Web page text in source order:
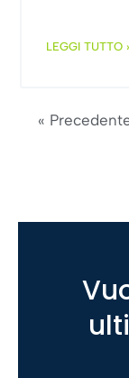
LEGGI TUTTO
«